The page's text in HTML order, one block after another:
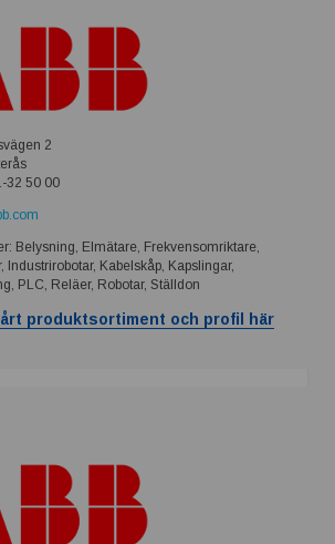
2
32 50 00
Belysning, Elmätare, Frekvensomriktare,
Industrirobotar, Kabelskåp, Kapslingar,
PLC, Reläer, Robotar, Ställdon
produktsortiment och profil här